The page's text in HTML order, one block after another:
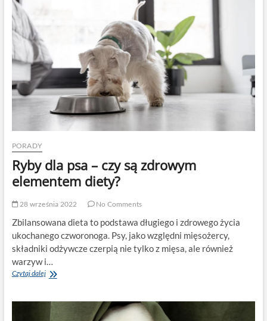
się
wystrzegać?
PORADY
Ryby dla psa – czy są zdrowym
elementem diety?
28 września 2022 No Comments
Zbilansowana dieta to podstawa długiego i zdrowego życia
ukochanego czworonoga. Psy, jako względni mięsożercy,
składniki odżywcze czerpią nie tylko z mięsa, ale również
warzyw i…
Czytaj dalejRyby
–